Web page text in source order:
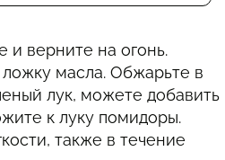
и верните на огонь.
масла. Обжарьте в
лук, можете добавить
к луку помидоры.
также в течение